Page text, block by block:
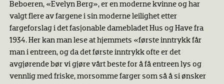
Beboeren, «Evelyn Berg», er en moderne kvinne og har
valgt flere av fargene i sin moderne leilighet etter
fargeforslag i det fasjonable damebladet Hus og Have fra
1934. Her kan man lese at hjemmets «første inntrykk får
man i entreen, og da det første inntrykk ofte er det
avgjørende bør vi gjøre vårt beste for å få entreen lys og
vennlig med friske, morsomme farger som så å si ønsker